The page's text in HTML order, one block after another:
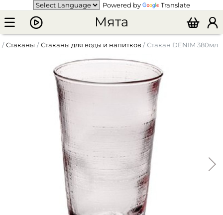
Powered by Translate
Мята
Стаканы Стаканы для воды и напитков Стакан DENIM 380мл